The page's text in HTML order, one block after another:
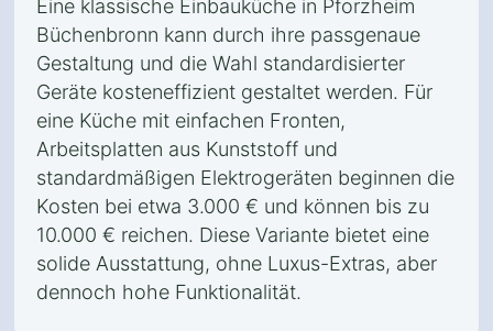
Eine klassische Einbauküche in Pforzheim
Büchenbronn kann durch ihre passgenaue
Gestaltung und die Wahl standardisierter
Geräte kosteneffizient gestaltet werden. Für
eine Küche mit einfachen Fronten,
Arbeitsplatten aus Kunststoff und
standardmäßigen Elektrogeräten beginnen die
Kosten bei etwa 3.000 € und können bis zu
10.000 € reichen. Diese Variante bietet eine
solide Ausstattung, ohne Luxus-Extras, aber
dennoch hohe Funktionalität.